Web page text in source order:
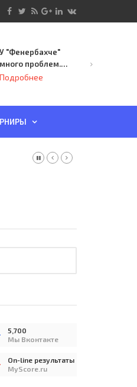
У "Фенербахче"
много проблем.
Но он опасен для
Подробнее
5,700
Мы Вконтакте
On-line результаты
MyScore.ru